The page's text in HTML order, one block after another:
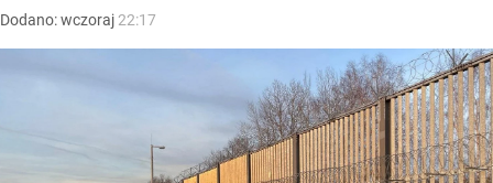
Dodano:wczoraj 22:17